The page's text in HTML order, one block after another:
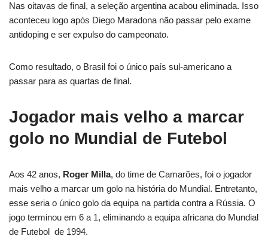
Nas oitavas de final, a seleção argentina acabou eliminada. Isso
aconteceu logo após Diego Maradona não passar pelo exame
antidoping e ser expulso do campeonato.
Como resultado, o Brasil foi o único país sul-americano a
passar para as quartas de final.
Jogador mais velho a marcar
golo no Mundial de Futebol
Aos 42 anos, Roger Milla, do time de Camarões, foi o jogador
mais velho a marcar um golo na história do Mundial. Entretanto,
esse seria o único golo da equipa na partida contra a Rússia. O
jogo terminou em 6 a 1, eliminando a equipa africana do Mundial
de Futebol de 1994.